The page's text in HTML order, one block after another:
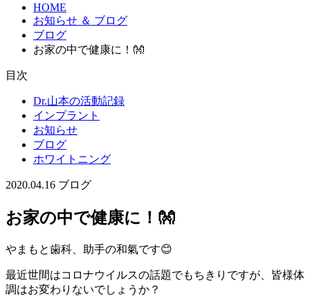
HOME
お知らせ ＆ ブログ
ブログ
お家の中で健康に！👐
目次
Dr.山本の活動記録
インプラント
お知らせ
ブログ
ホワイトニング
2020.04.16 ブログ
お家の中で健康に！👐
やまもと歯科、助手の和氣です😊
最近世間はコロナウイルスの話題でもちきりですが、皆様体
調はお変わりないでしょうか？